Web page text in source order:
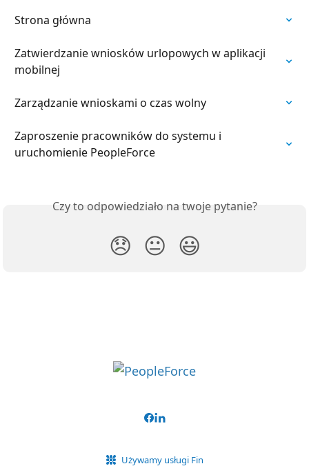
Strona główna
Zatwierdzanie wniosków urlopowych w aplikacji
mobilnej
Zarządzanie wnioskami o czas wolny
Zaproszenie pracowników do systemu i
uruchomienie PeopleForce
Czy to odpowiedziało na twoje pytanie?
😞 😐 😃
Używamy usługi Fin